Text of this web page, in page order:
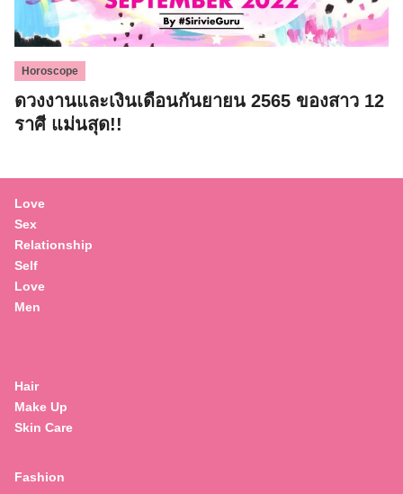
Horoscope
ดวงงานและเงินเดือนกันยายน 2565 ของสาว 12
ราศี แม่นสุด!!
Love
Sex
Relationship
Self
Love
Men
Hair
Make Up
Skin Care
Fashion